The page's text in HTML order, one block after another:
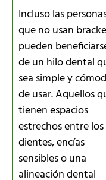
Incluso las
que no usan
pueden
de un hilo dental
sea simple y
de usar. Aquellos
tienen espacios
estrechos entre los
dientes, encías
sensibles o una
alineación dental